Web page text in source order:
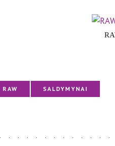
RAW SALDYMYNAI